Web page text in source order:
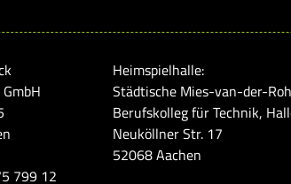
799 12
Heimspielhalle:
Städtische Mies-van-der-
Berufskolleg für Technik,
Neuköllner Str. 17
52068 Aachen